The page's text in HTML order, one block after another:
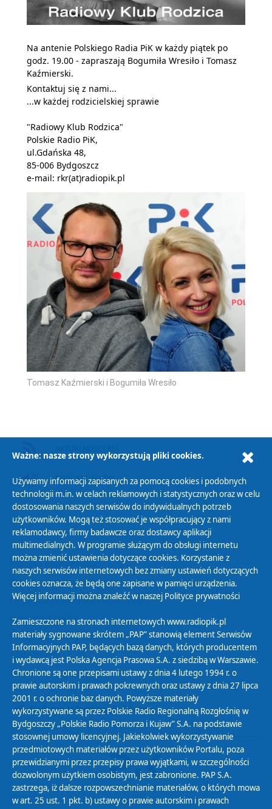
Na antenie Polskiego Radia PiK w każdy piątek po
godz. 19.00 - zapraszają Bogumiła Wresiło i Tomasz
Kaźmierski.
Kontaktuj się z nami...
...w każdej rodzicielskiej sprawie
"Radiowy Klub Rodzica"
Polskie Radio PiK,
ul.Gdańska 48,
85-006 Bydgoszcz
e-mail: rkr(at)radiopik.pl
Tomasz Kaźmierski i Bogumiła Wresiło
PODCAST AUDIO
Polityka Prywatności
Zasady korzystania z Serwisu
Organizacje Pożytku Publicznego
Cyfryzacja DAB+
Polityka ochrony danych osobowych
Abonament
Zamówienia publiczne
Biuletyn Informacji Publicznej
Ważne: nasze strony wykorzystują pliki cookies.
Używamy informacji zapisanych za pomocą cookies i podobnych
technologii m.in. w celach reklamowych i statystycznych oraz w celu
dostosowania naszych serwisów do indywidualnych potrzeb
użytkowników. Mogą też stosować je współpracujący z nami
reklamodawcy, firmy badawcze oraz dostawcy aplikacji
multimedialnych. W programie służącym do obsługi internetu
można zmienić ustawienia dotyczące cookies. Korzystanie z
naszych serwisów internetowych bez zmiany ustawień dotyczących
cookies oznacza, że będą one zapisane w pamięci urządzenia.
Więcej informacji można znaleźć w naszej Polityce prywatności
Zamieszczone na stronach internetowych www.radiopik.pl
materiały sygnowane skrótem „PAP” stanowią element Serwisów
Informacyjnych PAP, będących bazą danych, których producentem
i wydawcą jest Polska Agencja Prasowa S.A. z siedzibą w Warszawie.
Chronione są one przepisami ustawy z dnia 4 lutego 1994 r. o
prawie autorskim i prawach pokrewnych oraz ustawy z dnia 27 lipca
2001 r. o ochronie baz danych. Powyższe materiały
wykorzystywane są przez Polskie Radio Regionalną Rozgłośnię w
Bydgoszczy „Polskie Radio Pomorza i Kujaw” S.A. na podstawie
stosownej umowy licencyjnej. Jakiekolwiek wykorzystywanie
przedmiotowych materiałów przez użytkowników Portalu, poza
przewidzianymi przez przepisy prawa wyjątkami, w szczególności
dozwolonym użytkiem osobistym, jest zabronione. PAP S.A.
zastrzega, iż dalsze rozpowszechnianie materiałów, o których mowa
w art. 25 ust. 1 pkt. b) ustawy o prawie autorskim i prawach